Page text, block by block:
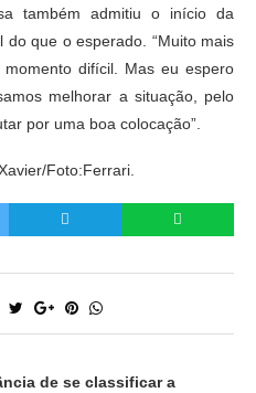
também admitiu o início da
que o esperado. “Muito mais
difícil. Mas eu espero
melhorar a situação, pelo
por uma boa colocação”.
Foto:Ferrari.
de se classificar a